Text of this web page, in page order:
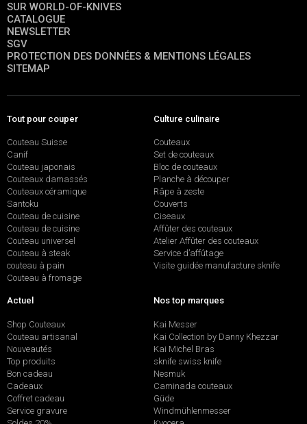
SUR WORLD-OF-KNIVES
CATALOGUE
NEWSLETTER
SGV
PROTECTION DES DONNÉES & MENTIONS LÉGALES
SITEMAP
Tout pour couper
Couteau Suisse
Canif
Couteau japonais
Couteaux damassés
Couteaux céramique
Santoku
Couteau de cuisine
Couteau de cuisine
Couteau universel
Couteau à steak
couteau à pain
Couteau à fromage
Culture culinaire
Couteaux
Set de couteaux
Bloc de couteaux
Planche à découper
Râpe à zeste
Couverts
Ciseaux
Affûter des couteaux
Atelier Affûter des couteaux
Service d’affûtage
Visite guidée manufacture sknife
Actuel
Shop Couteaux
Couteau artisanal
Nouveautés
Top produits
Bon cadeau
Cadeaux
Coffret cadeau
Service gravure
Nos top marques
Kai Messer
Kai Collection by Danny Khezzar
Kai Michel Bras
sknife swiss knife
Nesmuk
Caminada couteaux
Güde
Windmühlenmesser